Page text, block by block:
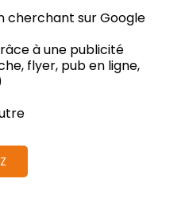
cherchant sur Google
à une publicité
flyer, pub en ligne,